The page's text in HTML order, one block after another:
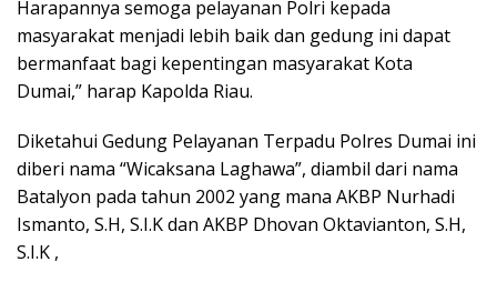
Harapannya semoga pelayanan Polri kepada
masyarakat menjadi lebih baik dan gedung ini dapat
bermanfaat bagi kepentingan masyarakat Kota
Dumai,” harap Kapolda Riau.
Diketahui Gedung Pelayanan Terpadu Polres Dumai ini
diberi nama “Wicaksana Laghawa”, diambil dari nama
Batalyon pada tahun 2002 yang mana AKBP Nurhadi
Ismanto, S.H, S.I.K dan AKBP Dhovan Oktavianton, S.H,
S.I.K ,